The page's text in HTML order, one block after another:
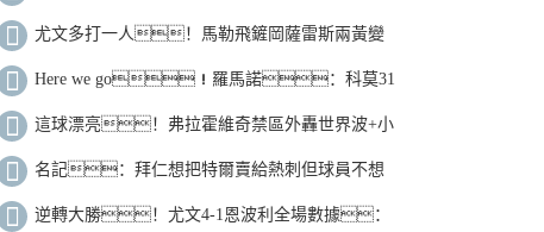
達協議，無買斷+鐵錘付工資
尤文多打一人！馬勒飛鏟岡薩雷斯兩黃變
一紅，恩波利10人應戰
Here we go！羅馬諾：科莫31
歲前鋒貝洛蒂將租借加盟本菲卡
這球漂亮！弗拉霍維奇禁區外轟世界波+小
孔塞桑破門，尤文4-1領先
名記：拜仁想把特爾賣給熱刺但球員不想
去，曼聯不想匹配熱刺報價
逆轉大勝！尤文4-1恩波利全場數據：